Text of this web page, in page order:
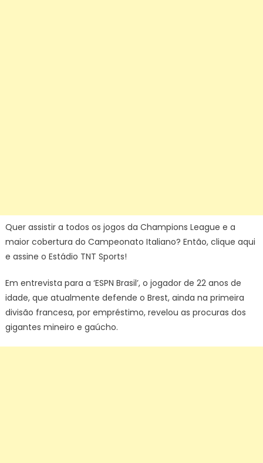
Quer assistir a todos os jogos da Champions League e a
maior cobertura do Campeonato Italiano? Então, clique aqui
e assine o Estádio TNT Sports!
Em entrevista para a ‘ESPN Brasil’, o jogador de 22 anos de
idade, que atualmente defende o Brest, ainda na primeira
divisão francesa, por empréstimo, revelou as procuras dos
gigantes mineiro e gaúcho.